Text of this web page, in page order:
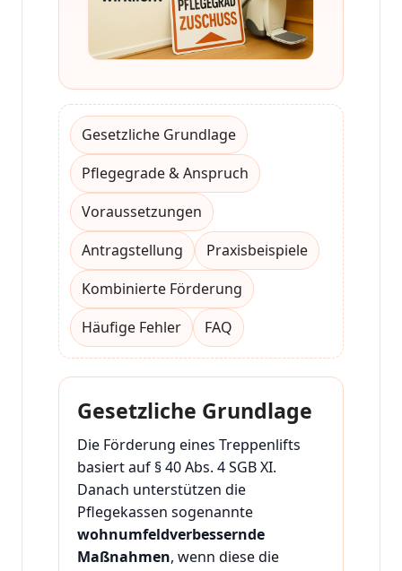
Gesetzliche Grundlage
Pflegegrade & Anspruch
Voraussetzungen
Antragstellung
Praxisbeispiele
Kombinierte Förderung
Häufige Fehler
FAQ
Gesetzliche Grundlage
Die Förderung eines Treppenlifts
basiert auf § 40 Abs. 4 SGB XI.
Danach unterstützen die
Pflegekassen sogenannte
wohnumfeldverbessernde
Maßnahmen, wenn diese die